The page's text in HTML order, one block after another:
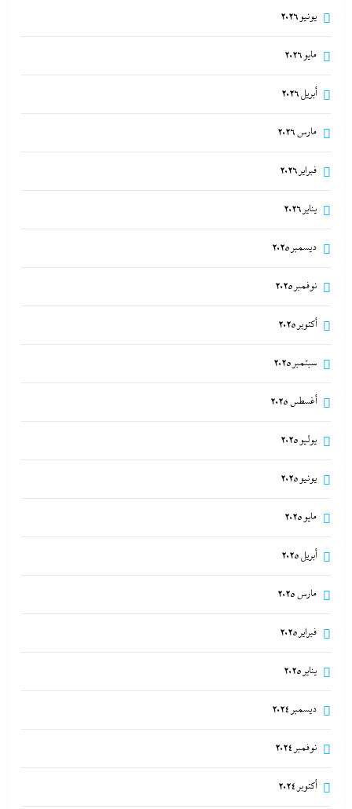
اتهامات مخابراتية غربية: إيران تعرض “صفقة مضيق”
بترقب أمريكي إسرائيلى
يونيو 2026
مايو 2026
أبريل 2026
مارس 2026
فبراير 2026
يناير 2026
ديسمبر 2025
نوفمبر 2025
أكتوبر 2025
سبتمبر 2025
أغسطس 2025
يوليو 2025
يونيو 2025
مايو 2025
أبريل 2025
مارس 2025
فبراير 2025
يناير 2025
ديسمبر 2024
نوفمبر 2024
أكتوبر 2024